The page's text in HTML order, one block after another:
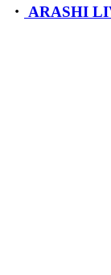
・
ARASHI